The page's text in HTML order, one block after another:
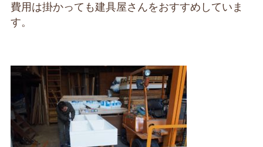
費用は掛かっても建具屋さんをおすすめしていま
す。